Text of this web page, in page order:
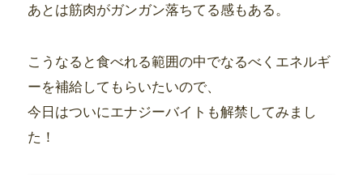
あとは筋肉がガンガン落ちてる感もある。
こうなると食べれる範囲の中でなるべくエネルギ
ーを補給してもらいたいので、
今日はついにエナジーバイトも解禁してみまし
た！